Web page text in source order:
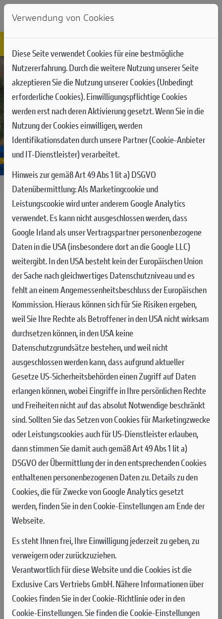
MXGP RUNDE 16 IN UDDEVALLA:
AN DIESEM WOCHENENDE GING
ES AUF UND AB
Ein Sturz in Rennen 1 zwang Jeremy Seewer zur Aufgabe, in Rennen zwei
belegte er Platz 12. Mattia Guadagnini erreichte Platz 10 im ersten
Rennen, nach einem Sturz am Start fiel er ans Ende des Feldes zurück und
kam auf Platz 22 ins Ziel.
Der MXGP von Schweden fand auf der klassischen
schwedischen Rennstrecke in Uddevalla statt, auf der seit 1958
Grand-Prix-Rennen ausgetragen werden und die in einem noch
immer in Betrieb befindlichen Granitsteinbruch angelegt
wurde. Die Strecke, eine Mischung aus Sand und hartem Kies,
zeichnet sich durch eine besonders technisch anspruchsvolle
Oberfläche aus. Das Layout für ein Drittel der Streckenlänge
wurde überarbeitet, wobei ein ganzer Abschnitt komplett neu
gestaltet wurde und besonders eng und schmal ist.
Die Fahrer des Aruba.it - Ducati Factory MX Teams, Jeremy
Seewer und Mattia Guadagnini, beendeten das Zeittraining mit
den Plätzen 13 und 24. Zu Beginn des Qualifikationsrennens am
Samstag gelang Seewer kein optimaler Start, sodass er in der
ersten Kurve an 14. Stelle lag, während Guadagnini auf seiner
Desmo450 MX einige Positionen gutmachen konnte und in der
ersten Runde als 17. die Ziellinie überquerte. Auf einer Strecke,
die Überholmanöver nicht begünstigt, absolvierten die beiden
Fahrer die 12 Runden des Qualifikationsrennens auf ihren
jeweiligen Positionen und überquerten die Ziellinie auf
denselben Positionen wie beim Start.
Verwendung von Cookies
Diese Seite verwendet Cookies für eine bestmögliche
Nutzererfahrung. Durch die weitere Nutzung unserer Seite
akzeptieren Sie die Nutzung unserer Cookies (Unbedingt
erforderliche Cookies). Einwilligungspflichtige Cookies
werden erst nach deren Aktivierung gesetzt. Wenn Sie in die
Nutzung der Cookies einwilligen, werden
Identifikationsdaten durch unsere Partner (Cookie-Anbieter
und IT-Dienstleister) verarbeitet.
Hinweis zur gemäß Art 49 Abs 1 lit a) DSGVO
Datenübermittlung:Als Marketingcookie und
Leistungscookie wird unter anderem Google Analytics
verwendet. Es kann nicht ausgeschlossen werden, dass
Google Irland als unser Vertragspartner personenbezogene
Daten in die USA (insbesondere dort an die Google LLC)
weitergibt. In den USA besteht kein der Europäischen Union
der Sache nach gleichwertiges Datenschutzniveau und es
fehlt an einem Angemessenheitsbeschluss der Europäischen
Kommission. Hieraus können sich für Sie Risiken ergeben,
weil Sie Ihre Rechte als Betroffener in den USA nicht wirksam
durchsetzen können, in den USA keine
Datenschutzgrundsätze bestehen, und weil nicht
ausgeschlossen werden kann, dass aufgrund aktueller
Gesetze US-Sicherheitsbehörden einen Zugriff auf Daten
erlangen können, wobei Eingriffe in Ihre persönlichen Rechte
und Freiheiten nicht auf das absolut Notwendige beschränkt
sind.Sollten Sie das Setzen von Cookies für Marketingzwecke
oder Leistungscookies auch für US-Dienstleister erlauben,
dann stimmen Sie damit auch gemäß Art 49 Abs 1 lit a)
DSGVO der Übermittlung der in den entsprechenden Cookies
enthaltenen personenbezogenen Daten zu. Details zu den
Cookies, die für Zwecke von Google Analytics gesetzt
werden, finden Sie in den Cookie-Einstellungen am Ende der
Webseite.
Es steht Ihnen frei, Ihre Einwilligung jederzeit zu geben, zu
verweigern oder zurückzuziehen.
Verantwortlich für diese Website und die Cookies ist die
Exclusive Cars Vertriebs GmbH. Nähere Informationen über
Cookies finden Sie in der Cookie-Richtlinie oder in den
Cookie-Einstellungen. Sie finden die Cookie-Einstellungen